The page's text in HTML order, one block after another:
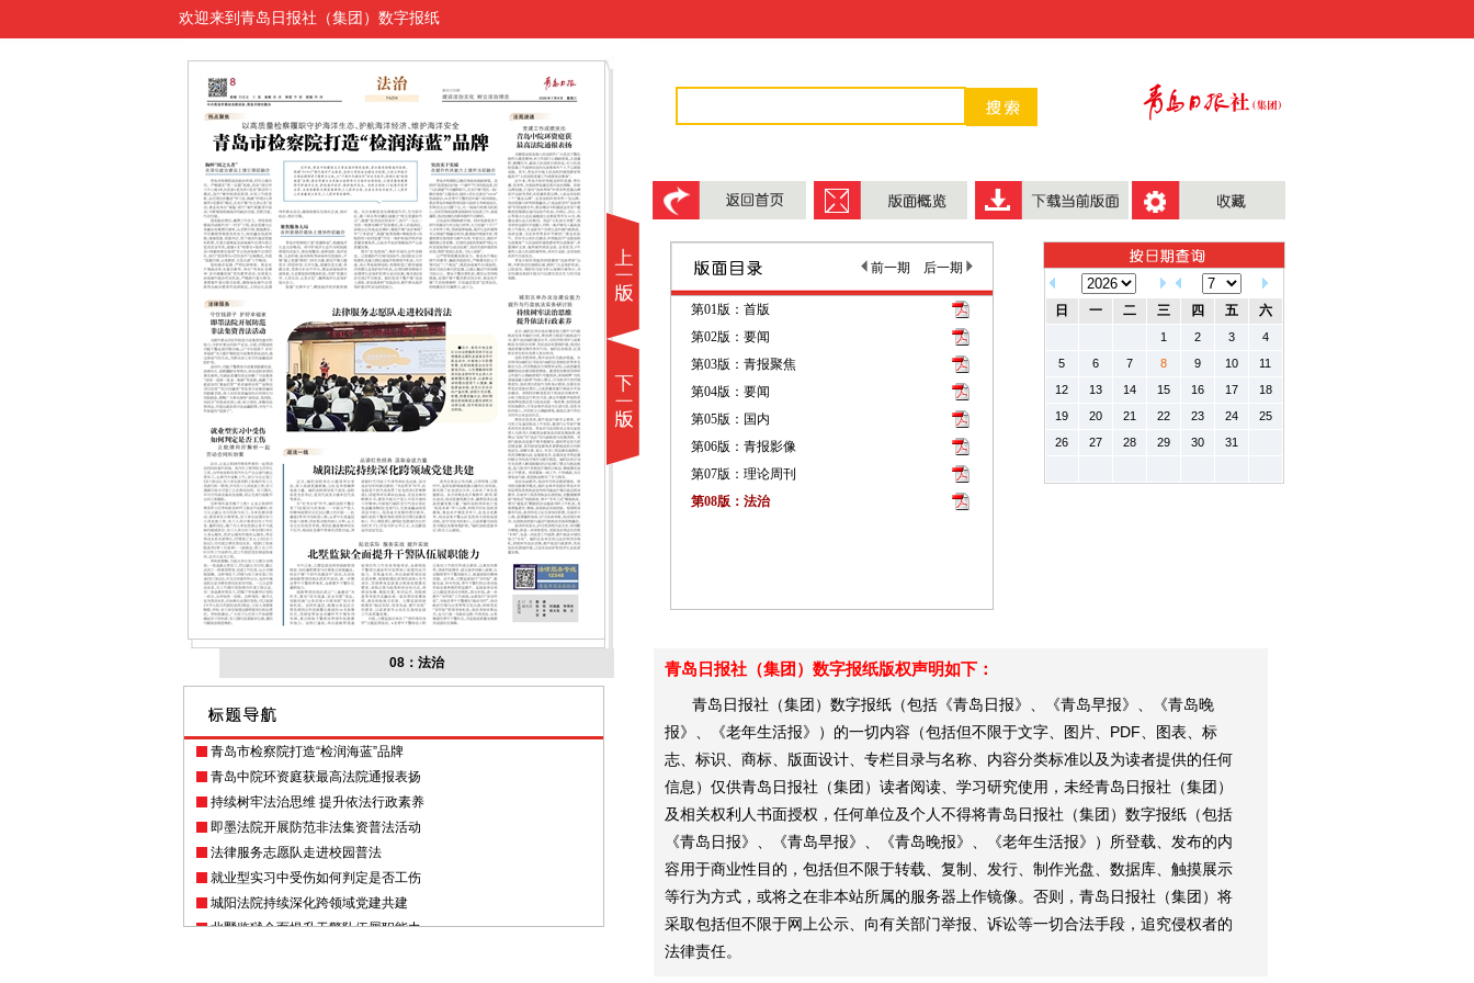
欢迎来到青岛日报社（集团）数字报纸
08：法治
青岛市检察院打造“检润海蓝”品牌
青岛中院环资庭获最高法院通报表扬
持续树牢法治思维 提升依法行政素养
即墨法院开展防范非法集资普法活动
法律服务志愿队走进校园普法
就业型实习中受伤如何判定是否工伤
城阳法院持续深化跨领域党建共建
北墅监狱全面提升干警队伍履职能力
前一期 后一期
第01版：首版
第02版：要闻
第03版：青报聚焦
第04版：要闻
第05版：国内
第06版：青报影像
第07版：理论周刊
第08版：法治
日 一 二 三 四 五 六
1 2 3
4
5
6 7 8 9 10
11
12
13 14 15 16 17
18
19
20 21 22 23 24
25
26
27 28 29 30 31
青岛日报社（集团）数字报纸版权声明如下：
青岛日报社（集团）数字报纸（包括《青岛日报》、《青岛早报》、《青岛晚
报》、《老年生活报》）的一切内容（包括但不限于文字、图片、PDF、图表、标
志、标识、商标、版面设计、专栏目录与名称、内容分类标准以及为读者提供的任何
信息）仅供青岛日报社（集团）读者阅读、学习研究使用，未经青岛日报社（集团）
及相关权利人书面授权，任何单位及个人不得将青岛日报社（集团）数字报纸（包括
《青岛日报》、《青岛早报》、《青岛晚报》、《老年生活报》）所登载、发布的内
容用于商业性目的，包括但不限于转载、复制、发行、制作光盘、数据库、触摸展示
等行为方式，或将之在非本站所属的服务器上作镜像。否则，青岛日报社（集团）将
采取包括但不限于网上公示、向有关部门举报、诉讼等一切合法手段，追究侵权者的
法律责任。